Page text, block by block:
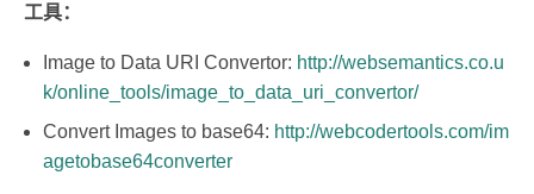
工具：
Image to Data URI Convertor: http://websemantics.co.u
k/online_tools/image_to_data_uri_convertor/
Convert Images to base64: http://webcodertools.com/im
agetobase64converter